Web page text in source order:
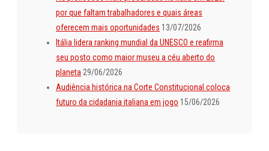
por que faltam trabalhadores e quais áreas
oferecem mais oportunidades 13/07/2026
Itália lidera ranking mundial da UNESCO e reafirma
seu posto como maior museu a céu aberto do
planeta 29/06/2026
Audiência histórica na Corte Constitucional coloca
futuro da cidadania italiana em jogo 15/06/2026